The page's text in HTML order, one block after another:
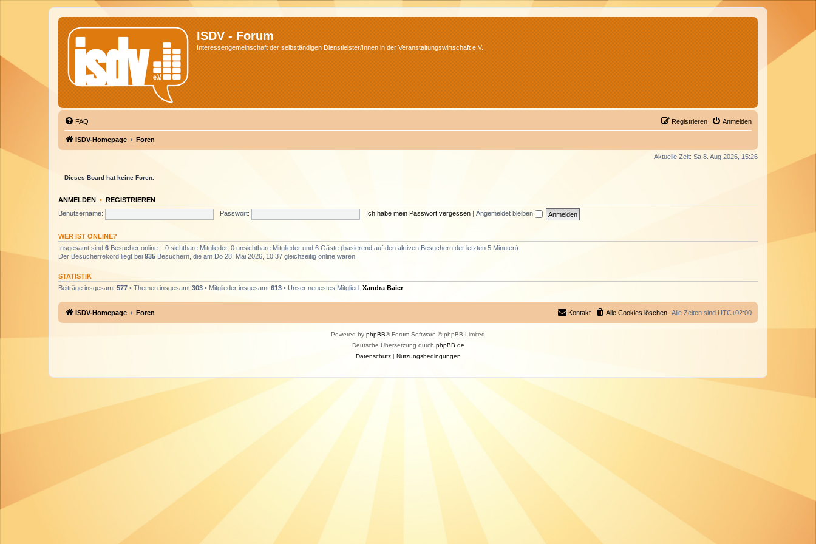
ISDV - Forum
Interessengemeinschaft der selbständigen Dienstleister/Innen in der Veranstaltungswirtschaft e.V.
FAQ Anmelden
Registrieren
ISDV-Homepage Foren
Aktuelle Zeit: Sa 8. Aug 2026, 15:26
Dieses Board hat keine Foren.
ANMELDEN • REGISTRIEREN
Benutzername:
Passwort: Ich habe mein Passwort vergessen Angemeldet bleiben
WER IST ONLINE?
Insgesamt sind 6 Besucher online :: 0 sichtbare Mitglieder, 0 unsichtbare Mitglieder und 6 Gäste (basierend auf den aktiven Besuchern der letzten 5 Minuten)
Der Besucherrekord liegt bei 935 Besuchern, die am Do 28. Mai 2026, 10:37 gleichzeitig online waren.
STATISTIK
Beiträge insgesamt 577 • Themen insgesamt 303 • Mitglieder insgesamt 613 • Unser neuestes Mitglied: Xandra Baier
ISDV-Homepage Foren Alle Zeiten sind UTC+02:00
Alle Cookies löschen
Kontakt
Powered by phpBB® Forum Software © phpBB Limited
Deutsche Übersetzung durch phpBB.de
Datenschutz| Nutzungsbedingungen